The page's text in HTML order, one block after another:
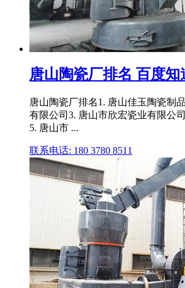
唐山陶瓷厂排名 百度知
唐山陶瓷厂排名1. 唐山佳玉陶瓷制
有限公司3. 唐山市欣宏瓷业有限公
5. 唐山市 ...
联系电话: 180 3780 8511